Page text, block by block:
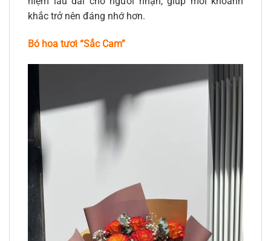
khắc trở nên đáng nhớ hơn.
Bó hoa tươi “Sắc Cam”